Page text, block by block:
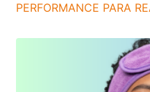
PERFORMANCE PARA